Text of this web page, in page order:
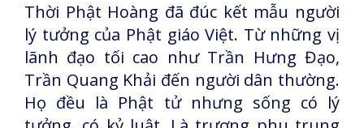
Thời Phật Hoàng đã đúc kết mẫu người
lý tưởng của Phật giáo Việt. Từ những vị
lãnh đạo tối cao như Trần Hưng Đạo,
Trần Quang Khải đến người dân thường.
Họ đều là Phật tử nhưng sống có lý